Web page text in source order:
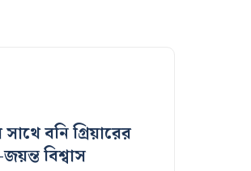
বনি গ্রিয়ারের
বিশ্বাস